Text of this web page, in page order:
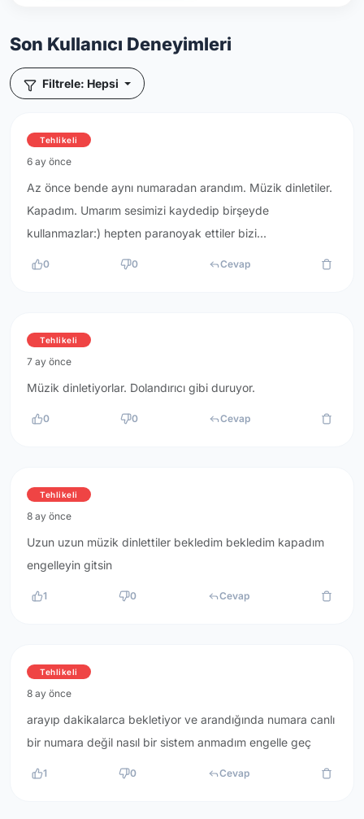
Son Kullanıcı Deneyimleri
Filtrele: Hepsi
Tehlikeli
6 ay önce
Az önce bende aynı numaradan arandım. Müzik dinletiler.
Kapadım. Umarım sesimizi kaydedip birşeyde
kullanmazlar:) hepten paranoyak ettiler bizi...
0 0 Cevap
Tehlikeli
7 ay önce
Müzik dinletiyorlar. Dolandırıcı gibi duruyor.
0 0 Cevap
Tehlikeli
8 ay önce
Uzun uzun müzik dinlettiler bekledim bekledim kapadım
engelleyin gitsin
1 0 Cevap
Tehlikeli
8 ay önce
arayıp dakikalarca bekletiyor ve arandığında numara canlı
bir numara değil nasıl bir sistem anmadım engelle geç
1 0 Cevap